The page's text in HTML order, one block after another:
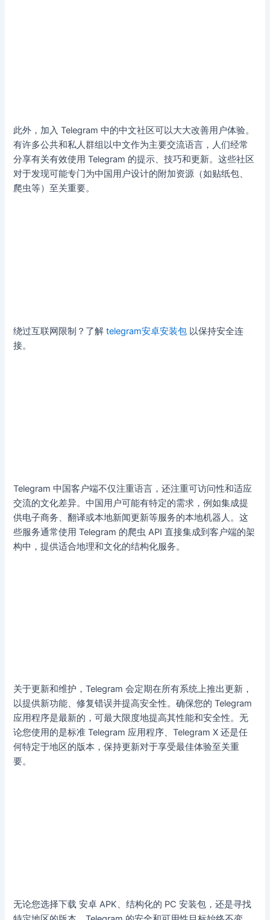
此外，加入 Telegram 中的中文社区可以大大改善用户体验。
有许多公共和私人群组以中文作为主要交流语言，人们经常
分享有关有效使用 Telegram 的提示、技巧和更新。这些社区
对于发现可能专门为中国用户设计的附加资源（如贴纸包、
爬虫等）至关重要。
绕过互联网限制？了解telegram安卓安装包 以保持安全连
接。
Telegram 中国客户端不仅注重语言，还注重可访问性和适应
交流的文化差异。中国用户可能有特定的需求，例如集成提
供电子商务、翻译或本地新闻更新等服务的本地机器人。这
些服务通常使用 Telegram 的爬虫 API 直接集成到客户端的架
构中，提供适合地理和文化的结构化服务。
关于更新和维护，Telegram 会定期在所有系统上推出更新，
以提供新功能、修复错误并提高安全性。确保您的 Telegram
应用程序是最新的，可最大限度地提高其性能和安全性。无
论您使用的是标准 Telegram 应用程序、Telegram X 还是任
何特定于地区的版本，保持更新对于享受最佳体验至关重
要。
无论您选择下载 安卓 APK、结构化的 PC 安装包，还是寻找